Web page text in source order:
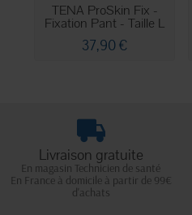
TENA ProSkin Fix -
Fixation Pant - Taille L
37,90 €
Livraison gratuite
En magasin Technicien de santé
En France à domicile à partir de 99€
d'achats